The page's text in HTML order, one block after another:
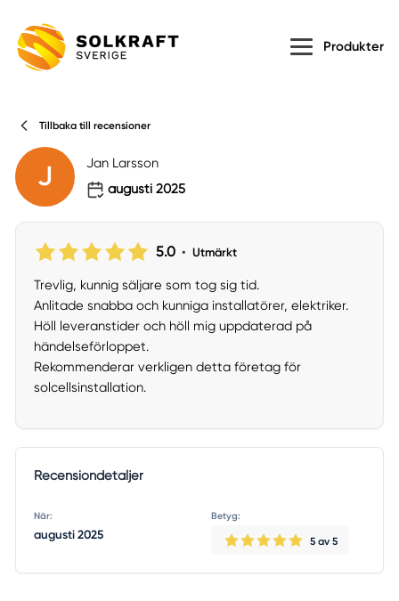
Produkter
Tillbaka till recensioner
J
Jan Larsson
augusti 2025
5.0 • Utmärkt
Trevlig, kunnig säljare som tog sig tid.
Anlitade snabba och kunniga installatörer, elektriker.
Höll leveranstider och höll mig uppdaterad på
händelseförloppet.
Rekommenderar verkligen detta företag för
solcellsinstallation.
Recensiondetaljer
När:
augusti 2025
Betyg:
5 av 5